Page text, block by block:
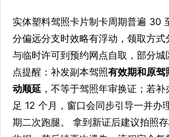
实体塑料驾照卡片制卡周期普遍 30
分偏远分支时效略有浮动，领取方
与临时许可到预约网点自取，部分
点提醒：补发副本驾照有效期和原驾
动顺延 ，不等于驾照年审换证；若
足 12 个月，窗口会同步引导一并办
期二次跑腿。 拿到新证后建议拍照